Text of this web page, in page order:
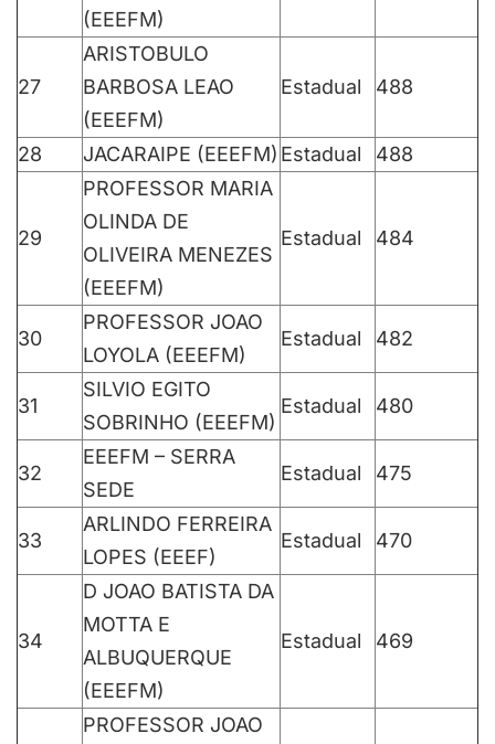
(EEEFM)
27
ARISTOBULO
BARBOSA LEAO
(EEEFM)
Estadual 488
28 JACARAIPE (EEEFM) Estadual 488
29
PROFESSOR MARIA
OLINDA DE
OLIVEIRA MENEZES
(EEEFM)
Estadual 484
30
PROFESSOR JOAO
LOYOLA (EEEFM)
Estadual 482
31
SILVIO EGITO
SOBRINHO (EEEFM)
Estadual 480
32
EEEFM – SERRA
SEDE
Estadual 475
33
ARLINDO FERREIRA
LOPES (EEEF)
Estadual 470
34
D JOAO BATISTA DA
MOTTA E
ALBUQUERQUE
(EEEFM)
Estadual 469
PROFESSOR JOAO